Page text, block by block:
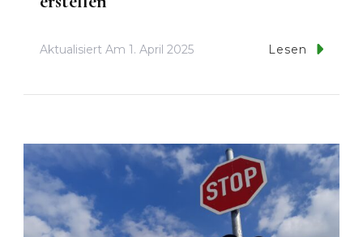
Aktualisiert Am 1. April 2025 Lesen